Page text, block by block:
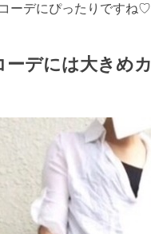
ーデにぴったりですね♡
ーデには大きめ